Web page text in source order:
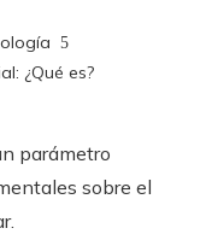
¿Qué es?
parámetro
sobre el